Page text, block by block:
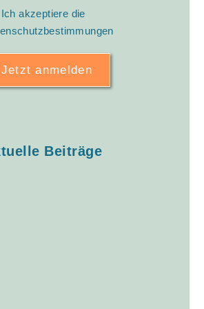
Ich akzeptiere die
Beiträge